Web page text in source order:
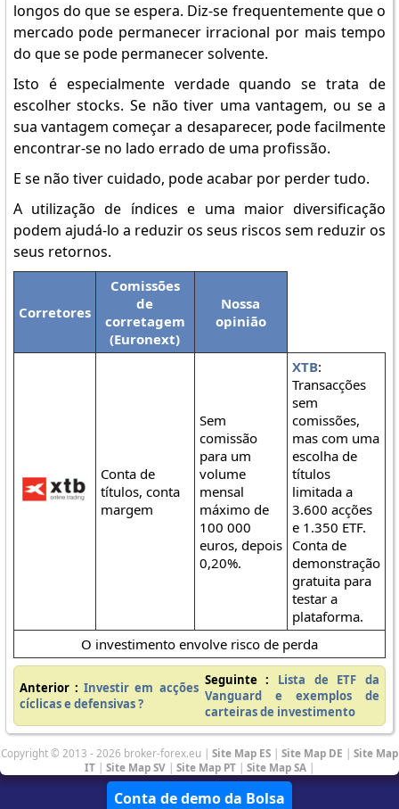
longos do que se espera. Diz-se frequentemente que o
mercado pode permanecer irracional por mais tempo
do que se pode permanecer solvente.
Isto é especialmente verdade quando se trata de
escolher stocks. Se não tiver uma vantagem, ou se a
sua vantagem começar a desaparecer, pode facilmente
encontrar-se no lado errado de uma profissão.
E se não tiver cuidado, pode acabar por perder tudo.
A utilização de índices e uma maior diversificação
podem ajudá-lo a reduzir os seus riscos sem reduzir os
seus retornos.
Corretores
Comissões
de
corretagem
(Euronext)
Nossa
opinião
Conta de
títulos, conta
margem
Sem
comissão
para um
volume
mensal
máximo de
100 000
euros, depois
0,20%.
XTB:
Transacções
sem
comissões,
mas com uma
escolha de
títulos
limitada a
3.600 acções
e 1.350 ETF.
Conta de
demonstração
gratuita para
testar a
plataforma.
O investimento envolve risco de perda
Anterior :Investir em acções
cíclicas e defensivas ?
Seguinte :
Lista de ETF da
Vanguard e exemplos de
carteiras de investimento
Copyright © 2013 - 2026 broker-forex.eu | Site Map ES | Site Map DE | Site Map
IT | Site Map SV | Site Map PT | Site Map SA |
Conta de demo da Bolsa